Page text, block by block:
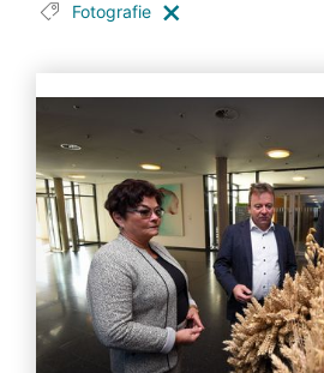
Fotografie